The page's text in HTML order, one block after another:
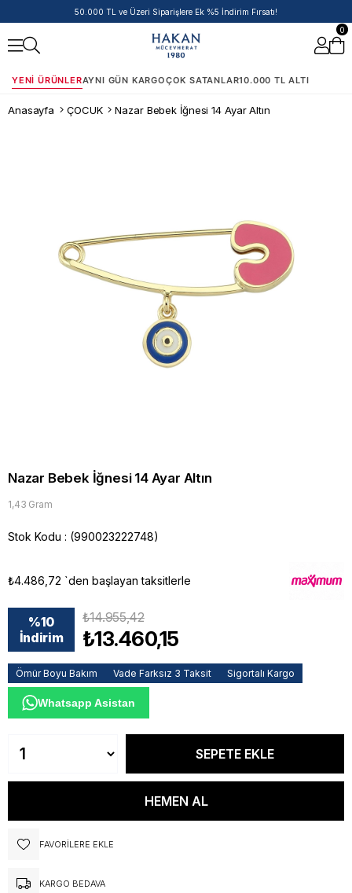
50.000 TL ve Üzeri Siparişlere Ek %5 İndirim Fırsatı!
0
YENI ÜRÜNLERAYNI GÜN KARGOÇOK SATANLAR10.000 TL ALTI
Anasayfa ÇOCUK Nazar Bebek İğnesi 14 Ayar Altın
Nazar Bebek İğnesi 14 Ayar Altın
1,43 Gram
Stok Kodu (990023222748)
₺4.486,72 `den başlayan taksitlerle
%10
İndirim
₺14.955,42
₺13.460,15
Ömür Boyu Bakım Vade Farksız 3 Taksit Sigortalı Kargo
Whatsapp Asistan
FAVORILERE EKLE
KARGO BEDAVA